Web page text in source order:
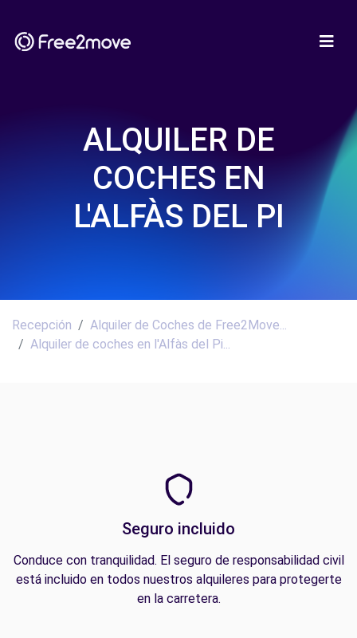
ALQUILER DE
COCHES EN
L'ALFÀS DEL PI
Recepción
Alquiler de Coches de Free2Move...
Alquiler de coches en l'Alfàs del Pi...
Seguro incluido
Conduce con tranquilidad. El seguro de responsabilidad civil
está incluido en todos nuestros alquileres para protegerte
en la carretera.